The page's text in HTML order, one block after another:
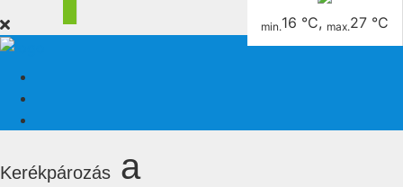
min.16 °C, max.27 °C
Kerékpározás a